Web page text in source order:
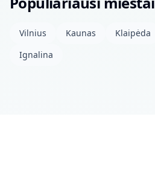
Vilnius Kaunas Klaipėda
Ignalina